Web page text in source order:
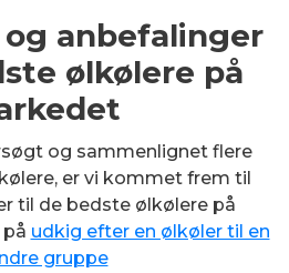
anbefalinger
ølkølere på
og sammenlignet flere
er vi kommet frem til
til de bedste ølkølere på
udkig efter en ølkøler til en
gruppe